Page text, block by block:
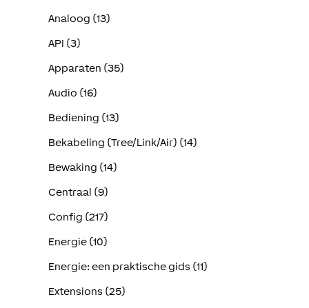
Analoog (13)
API (3)
Apparaten (35)
Audio (16)
Bediening (13)
Bekabeling (Tree/Link/Air) (14)
Bewaking (14)
Centraal (9)
Config (217)
Energie (10)
Energie: een praktische gids (11)
Extensions (25)